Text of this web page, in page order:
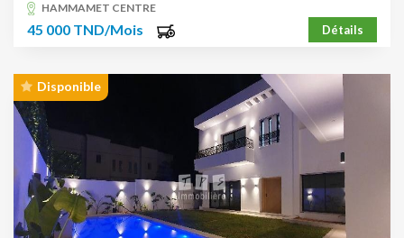
HAMMAMET CENTRE
45 000 TND/Mois Détails
Disponible